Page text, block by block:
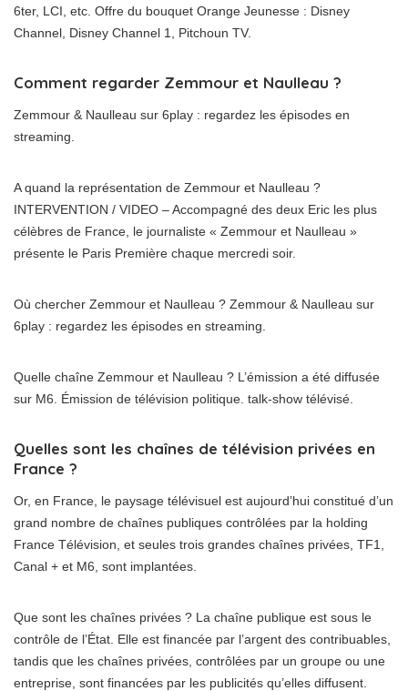
6ter, LCI, etc. Offre du bouquet Orange Jeunesse : Disney
Channel, Disney Channel 1, Pitchoun TV.
Comment regarder Zemmour et Naulleau ?
Zemmour & Naulleau sur 6play : regardez les épisodes en
streaming.
A quand la représentation de Zemmour et Naulleau ?
INTERVENTION / VIDEO – Accompagné des deux Eric les plus
célèbres de France, le journaliste « Zemmour et Naulleau »
présente le Paris Première chaque mercredi soir.
Où chercher Zemmour et Naulleau ? Zemmour & Naulleau sur
6play : regardez les épisodes en streaming.
Quelle chaîne Zemmour et Naulleau ? L’émission a été diffusée
sur M6. Émission de télévision politique. talk-show télévisé.
Quelles sont les chaînes de télévision privées en
France ?
Or, en France, le paysage télévisuel est aujourd’hui constitué d’un
grand nombre de chaînes publiques contrôlées par la holding
France Télévision, et seules trois grandes chaînes privées, TF1,
Canal + et M6, sont implantées.
Que sont les chaînes privées ? La chaîne publique est sous le
contrôle de l’État. Elle est financée par l’argent des contribuables,
tandis que les chaînes privées, contrôlées par un groupe ou une
entreprise, sont financées par les publicités qu’elles diffusent.